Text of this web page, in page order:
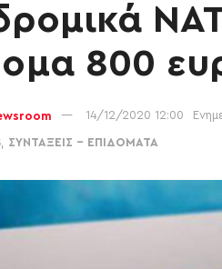
800
14/12/2020 12:00
ΣΥΝΤΑΞΕΙΣ - ΕΠΙΔΟΜΑΤΑ